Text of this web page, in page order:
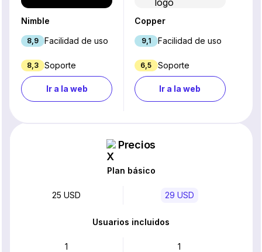
Nimble
8,9 Facilidad de uso
8,3 Soporte
Ir a la web
Copper
9,1 Facilidad de uso
6,5 Soporte
Ir a la web
Precios
Plan básico
25 USD 29 USD
Usuarios incluidos
1 1